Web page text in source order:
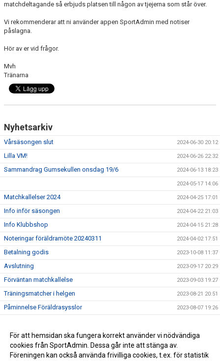
matchdeltagande så erbjuds platsen till någon av tjejerna som står över.
Vi rekommenderar att ni använder appen SportAdmin med notiser
påslagna.
Hör av er vid frågor.
Mvh
Tränarna
Nyhetsarkiv
Vårsäsongen slut 2024-06-30 20:12
Lilla VM! 2024-06-26 22:32
Sammandrag Gumsekullen onsdag 19/6 2024-06-13 18:23
2024-05-17 14:06
Matchkallelser 2024 2024-04-25 17:01
Info inför säsongen 2024-04-22 21:03
Info Klubbshop 2024-04-15 21:28
Noteringar föräldramöte 20240311 2024-04-02 17:51
Betalning godis 2023-10-08 11:37
Avslutning 2023-09-17 20:29
Förväntan matchkallelse 2023-09-03 19:27
Träningsmatcher i helgen 2023-08-21 20:51
Påminnelse Föräldrasysslor 2023-08-07 19:26
Mid Nordic cup i helgen 2023-08-02 09:14
Sommarledigt med utmaning! 2023-07-02 19:07
För att hemsidan ska fungera korrekt använder vi nödvändiga
cookies från SportAdmin. Dessa går inte att stänga av.
Föreningen kan också använda frivilliga cookies, t.ex. för statistik